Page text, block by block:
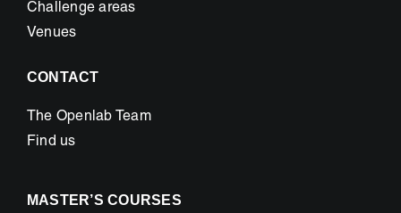
Challenge areas
Venues
CONTACT
The Openlab Team
Find us
MASTER’S COURSES